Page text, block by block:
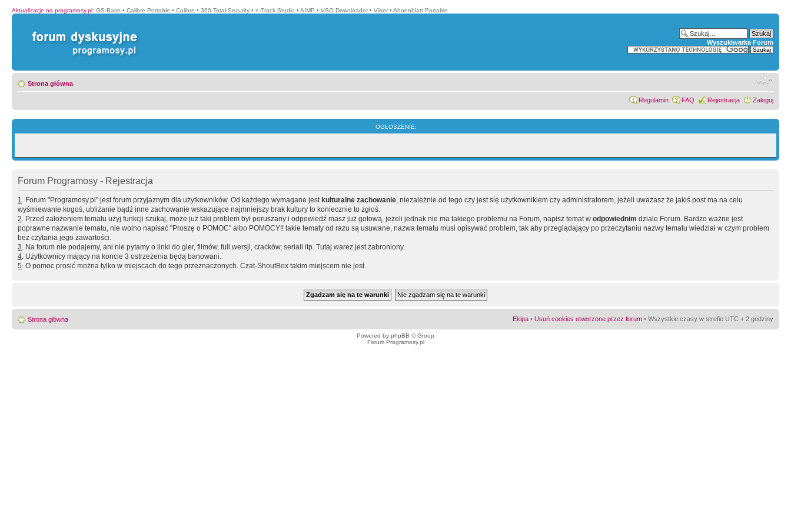
Aktualizacje na programosy.pl: GS-Base • Calibre Portable • Calibre • 360 Total Security • n-Track Studio • AIMP • VSO Downloader • Viber • Ahnenblatt Portable
Wyszukiwarka Forum
Strona główna
Regulamin FAQ Rejestracja Zaloguj
OGŁOSZENIE:
Forum Programosy - Rejestracja
1. Forum "Programosy.pl" jest forum przyjaznym dla użytkowników. Od każdego wymagane jest kulturalne zachowanie, niezależnie od tego czy jest się użytkownikiem czy administratorem, jeżeli uważasz że jakiś post ma na celu
wyśmiewanie kogoś, ubliżanie bądź inne zachowanie wskazujące najmniejszy brak kultury to koniecznie to zgłoś.
2. Przed założeniem tematu użyj funkcji szukaj, może już taki problem był poruszany i odpowiedź masz już gotową, jeżeli jednak nie ma takiego problemu na Forum, napisz temat w odpowiednim dziale Forum. Bardzo ważne jest
poprawne nazwanie tematu, nie wolno napisać "Proszę o POMOC" albo POMOCY!! takie tematy od razu są usuwane, nazwa tematu musi opisywać problem, tak aby przeglądający po przeczytaniu nazwy tematu wiedział w czym problem
bez czytania jego zawartości.
3. Na forum nie podajemy, ani nie pytamy o linki do gier, filmów, full wersji, cracków, seriali itp. Tutaj warez jest zabroniony.
4. Użytkownicy mający na koncie 3 ostrzeżenia będą banowani.
5. O pomoc prosić można tylko w miejscach do tego przeznaczonych. Czat-ShoutBox takim miejscem nie jest.
Strona główna Ekipa • Usuń cookies utworzone przez forum • Wszystkie czasy w strefie UTC + 2 godziny
Powered by phpBB © Group
Forum Programosy.pl